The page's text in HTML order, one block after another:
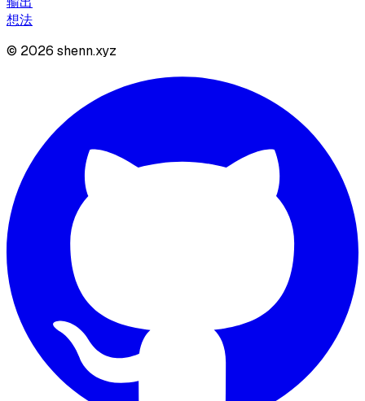
想法
© 2026 shenn.xyz